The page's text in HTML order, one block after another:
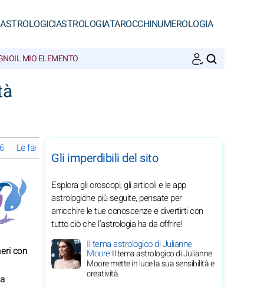
ASTROLOGIATAROCCHINUMEROLOGIA
IL MIO ELEMENTO
Le fasi lunari a luglio 2026
con
Gli imperdibili del sito
Esplora gli oroscopi, gli articoli e le app
astrologiche più seguite, pensate per
arricchire le tue conoscenze e divertirti con
tutto ciò che l'astrologia ha da offrire!
Il tema astrologico di Julianne
MooreIl tema astrologico di Julianne
Moore mette in luce la sua sensibilità e
creatività.